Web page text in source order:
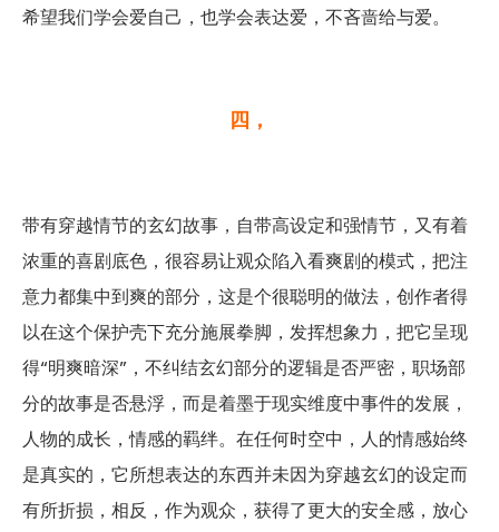
希望我们学会爱自己，也学会表达爱，不吝啬给与爱。
四，
带有穿越情节的玄幻故事，自带高设定和强情节，又有着
浓重的喜剧底色，很容易让观众陷入看爽剧的模式，把注
意力都集中到爽的部分，这是个很聪明的做法，创作者得
以在这个保护壳下充分施展拳脚，发挥想象力，把它呈现
得“明爽暗深”，不纠结玄幻部分的逻辑是否严密，职场部
分的故事是否悬浮，而是着墨于现实维度中事件的发展，
人物的成长，情感的羁绊。在任何时空中，人的情感始终
是真实的，它所想表达的东西并未因为穿越玄幻的设定而
有所折损，相反，作为观众，获得了更大的安全感，放心